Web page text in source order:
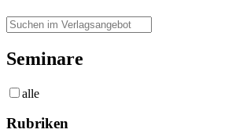
Seminare
alle
Rubriken